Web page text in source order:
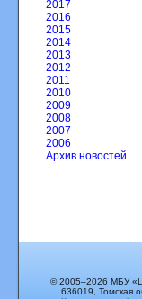
2017
2016
2015
2014
2013
2012
2011
2010
2009
2008
2007
2006
Архив новостей
© 2005–2026 МБУ
636019, Томская